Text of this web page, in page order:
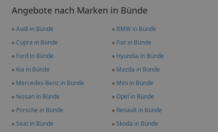
Angebote nach Marken in Bünde
»Audi in Bünde » BMW in Bünde
»Cupra in Bünde » Fiat in Bünde
» Ford in Bünde » Hyundai in Bünde
» Kia in Bünde » Mazda in Bünde
» Mercedes-Benz in Bünde » Mini in Bünde
» Nissan in Bünde »Opel in Bünde
» Porsche in Bünde » Renault in Bünde
»Seat in Bünde »Skoda in Bünde